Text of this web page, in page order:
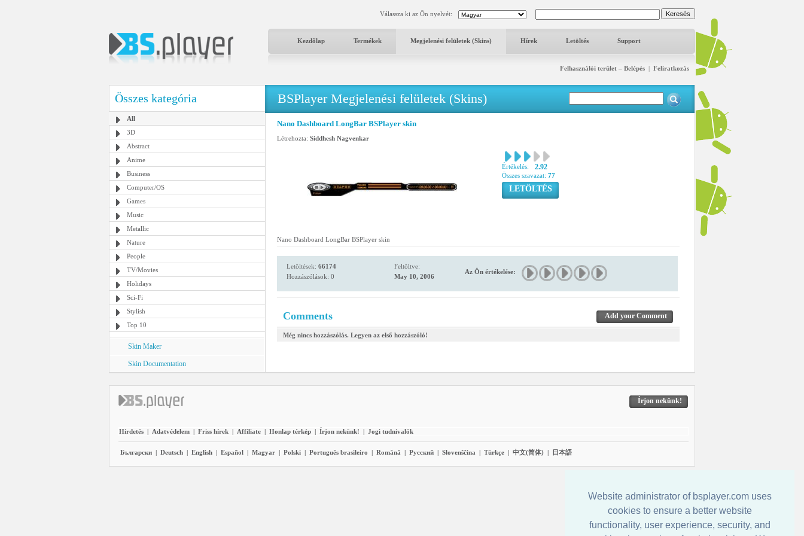
Website administrator of bsplayer.com uses
cookies to ensure a better website
functionality, user experience, security, and
Válassza ki az Ön nyelvét:
Kezdőlap Termékek Megjelenési felületek (Skins) Hírek Letöltés Support
Felhasználói terület – Belépés | Feliratkozás
Összes kategória
All
3D
Abstract
Anime
Business
Computer/OS
Games
Music
Metallic
Nature
People
TV/Movies
Holidays
Sci-Fi
Stylish
Top 10
Skin Maker
Skin Documentation
BSPlayer Megjelenési felületek (Skins)
Nano Dashboard LongBar BSPlayer skin
Létrehozta: Siddhesh Nagvenkar
Értékelés: 2.92
Összes szavazat: 77
LETÖLTÉS
Nano Dashboard LongBar BSPlayer skin
Letöltések: 66174
Hozzászólások: 0
Feltöltve:
May 10, 2006
Az Ön értékelése:
Comments Add your Comment
Még nincs hozzászólás. Legyen az első hozzászóló!
Írjon nekünk!
Hirdetés | Adatvédelem | Friss hírek | Affiliate | Honlap térkép | Írjon nekünk! | Jogi tudnivalók
Български | Deutsch | English | Español | Magyar | Polski | Português brasileiro | Română | Pyccĸий | Slovenščina | Türkçe | 中文(简体) | 日本語